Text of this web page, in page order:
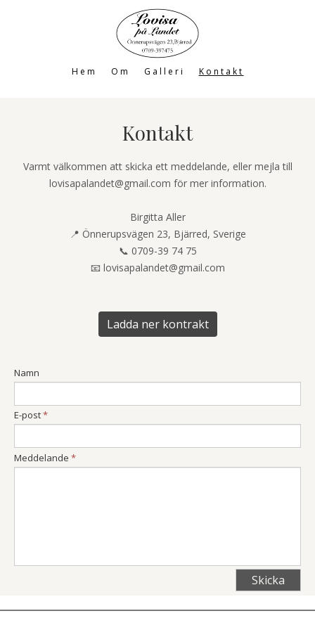
Hem Om Galleri Kontakt
Kontakt
Varmt välkommen att skicka ett meddelande, eller mejla till
lovisapalandet@gmail.com för mer information.
Birgitta Aller
📍 Önnerupsvägen 23, Bjärred, Sverige
📞 0709-39 74 75
📧 lovisapalandet@gmail.com
Ladda ner kontrakt
Namn
E-post*
Meddelande *
Skicka